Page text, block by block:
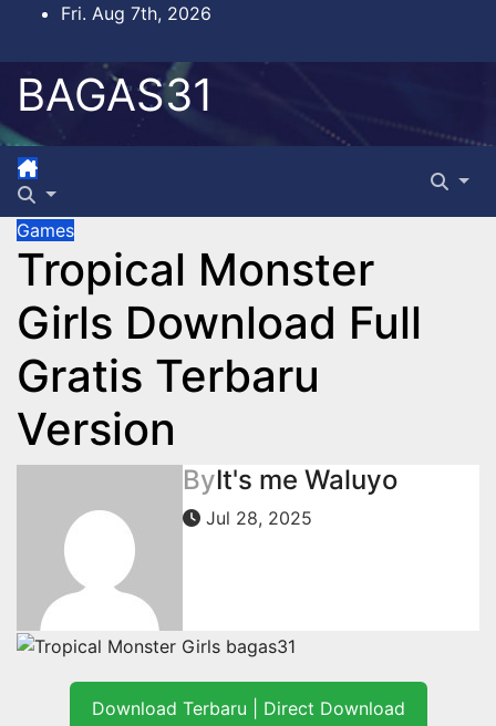
content
Fri. Aug 7th, 2026
BAGAS31
Games
Tropical Monster
Girls Download Full
Gratis Terbaru
Version
ByIt's me Waluyo
Jul 28, 2025
Download Terbaru | Direct Download